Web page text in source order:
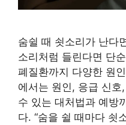
숨쉴 때 쇳소리가 난다
소리처럼 들린다면 단
폐질환까지 다양한 원
에서는 원인, 응급 신
수 있는 대처법과 예방
다. “숨을 쉴 때마다 쇳